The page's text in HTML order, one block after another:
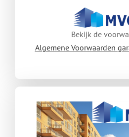
Bekijk de
Algemene Voorwaarden